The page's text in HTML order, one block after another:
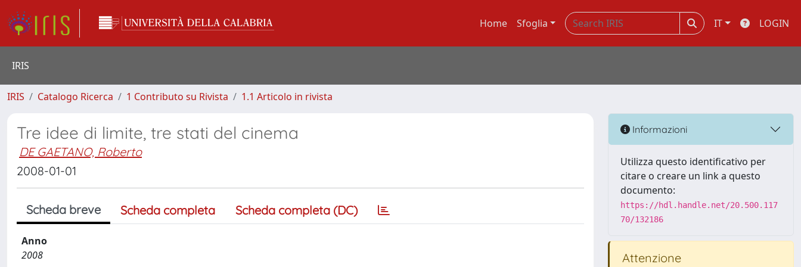
Home Sfoglia IT LOGIN
IRIS
IRIS Catalogo Ricerca 1 Contributo su Rivista 1.1 Articolo in rivista
Tre idee di limite, tre stati del cinema
DE GAETANO, Roberto
2008-01-01
Scheda breve Scheda completa Scheda completa (DC)
Anno
2008
Informazioni
Utilizza questo identificativo per
citare o creare un link a questo
documento:
https://hdl.handle.net/20.500.117
70/132186
Attenzione